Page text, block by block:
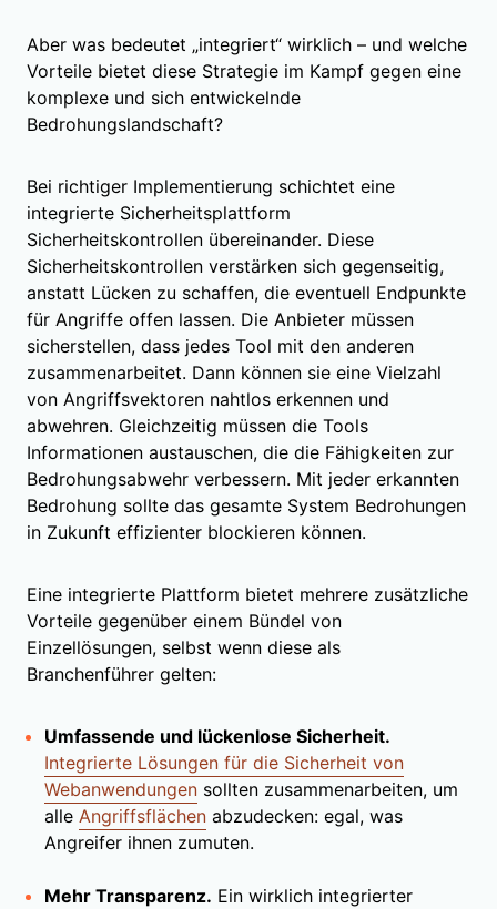
Aber was bedeutet „integriert“ wirklich – und welche
Vorteile bietet diese Strategie im Kampf gegen eine
komplexe und sich entwickelnde
Bedrohungslandschaft?
Bei richtiger Implementierung schichtet eine
integrierte Sicherheitsplattform
Sicherheitskontrollen übereinander. Diese
Sicherheitskontrollen verstärken sich gegenseitig,
anstatt Lücken zu schaffen, die eventuell Endpunkte
für Angriffe offen lassen. Die Anbieter müssen
sicherstellen, dass jedes Tool mit den anderen
zusammenarbeitet. Dann können sie eine Vielzahl
von Angriffsvektoren nahtlos erkennen und
abwehren. Gleichzeitig müssen die Tools
Informationen austauschen, die die Fähigkeiten zur
Bedrohungsabwehr verbessern. Mit jeder erkannten
Bedrohung sollte das gesamte System Bedrohungen
in Zukunft effizienter blockieren können.
Eine integrierte Plattform bietet mehrere zusätzliche
Vorteile gegenüber einem Bündel von
Einzellösungen, selbst wenn diese als
Branchenführer gelten:
Umfassende und lückenlose Sicherheit.
Integrierte Lösungen für die Sicherheit von
Webanwendungen sollten zusammenarbeiten, um
alle Angriffsflächen abzudecken: egal, was
Angreifer ihnen zumuten.
Mehr Transparenz. Ein wirklich integrierter